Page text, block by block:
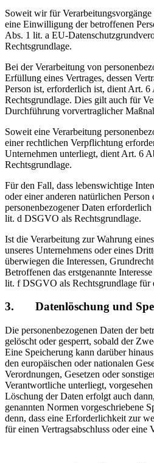
Soweit wir für Verarbeitungsvorgänge
eine Einwilligung der betroffenen
Abs. 1 lit. a EU-
Rechtsgrundlage.
Bei der Verarbeitung von
Erfüllung eines Vertrages, dessen
Person ist, erforderlich ist, dient Art.
Rechtsgrundlage. Dies gilt auch für
Durchführung vorvertraglicher
Soweit eine Verarbeitung
einer rechtlichen Verpflichtung
Unternehmen unterliegt, dient Art. 6
Rechtsgrundlage.
Für den Fall, dass lebenswichtige
oder einer anderen natürlichen Person
personenbezogener Daten
lit. d DSGVO als Rechtsgrundlage.
Ist die Verarbeitung zur Wahrung
unseres Unternehmens oder eines
überwiegen die Interessen,
Betroffenen das erstgenannte
lit. f DSGVO als Rechtsgrundlage für
3. Datenlöschung und
Die personenbezogenen Daten der
gelöscht oder gesperrt, sobald der
Eine Speicherung kann darüber
den europäischen oder nationalen
Verordnungen, Gesetzen oder
Verantwortliche unterliegt,
Löschung der Daten erfolgt auch
genannten Normen vorgeschriebene
denn, dass eine Erforderlichkeit zur
für einen Vertragsabschluss oder eine